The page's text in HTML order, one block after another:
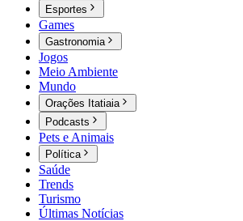
Esportes
Games
Gastronomia
Jogos
Meio Ambiente
Mundo
Orações Itatiaia
Podcasts
Pets e Animais
Política
Saúde
Trends
Turismo
Últimas Notícias